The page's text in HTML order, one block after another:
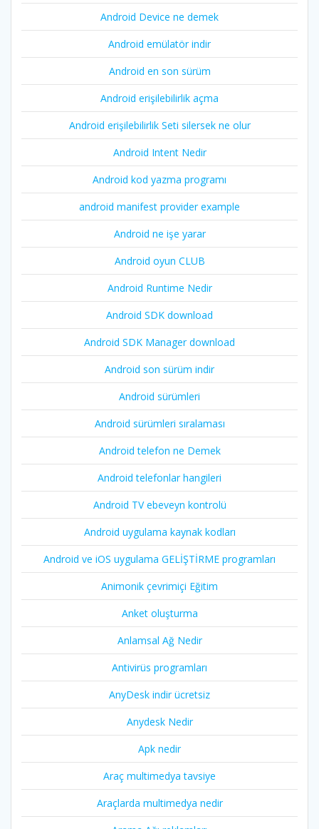
Android Device ne demek
Android emülatör indir
Android en son sürüm
Android erişilebilirlik açma
Android erişilebilirlik Seti silersek ne olur
Android Intent Nedir
Android kod yazma programı
android manifest provider example
Android ne işe yarar
Android oyun CLUB
Android Runtime Nedir
Android SDK download
Android SDK Manager download
Android son sürüm indir
Android sürümleri
Android sürümleri sıralaması
Android telefon ne Demek
Android telefonlar hangileri
Android TV ebeveyn kontrolü
Android uygulama kaynak kodları
Android ve iOS uygulama GELİŞTİRME programları
Animonik çevrimiçi Eğitim
Anket oluşturma
Anlamsal Ağ Nedir
Antivirüs programları
AnyDesk indir ücretsiz
Anydesk Nedir
Apk nedir
Araç multimedya tavsiye
Araçlarda multimedya nedir